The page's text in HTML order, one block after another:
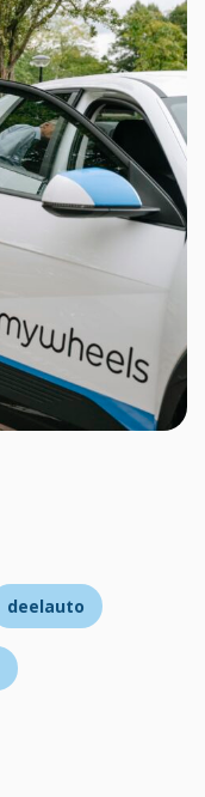
deelauto